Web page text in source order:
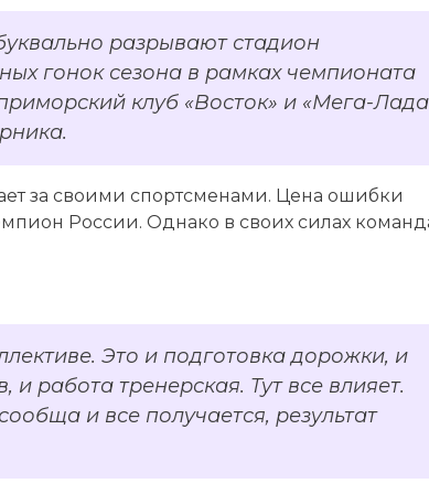
разрывают стадион
гонок сезона в рамках чемпионата
клуб «Восток» и «Мега-
за своими спортсменами. Цена ошибки
России. Однако в своих силах
Это и подготовка дорожки, и
и работа тренерская. Тут все влияет.
и все получается, результат